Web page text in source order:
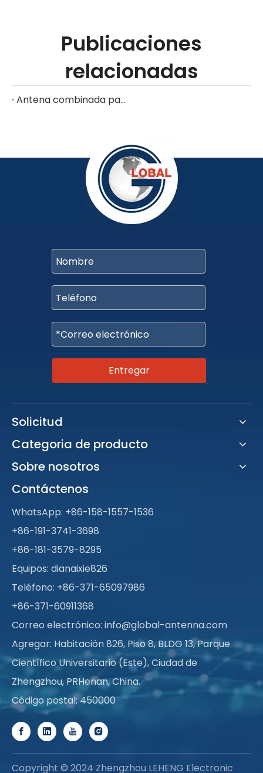
Publicaciones
relacionadas
Antena combinada para navegación y comunicación.
Entregar
Solicitud
Categoria de producto
Sobre nosotros
Contáctenos
WhatsApp: +86-158-1557-1536
+86-191-3741-3698
+86-181-3579-8295
Equipos: dianaixie826
Teléfono: +86-371-65097986
+86-371-60911368
Correo electrónico: info@global-antenna.com
Agregar: Habitación 826, Piso 8, BLDG 13, Parque
Científico Universitario (Este), Ciudad de
Zhengzhou, PRHenan, China.
Código postal: 450000
Copyright © 2024 Zhengzhou LEHENG Electronic